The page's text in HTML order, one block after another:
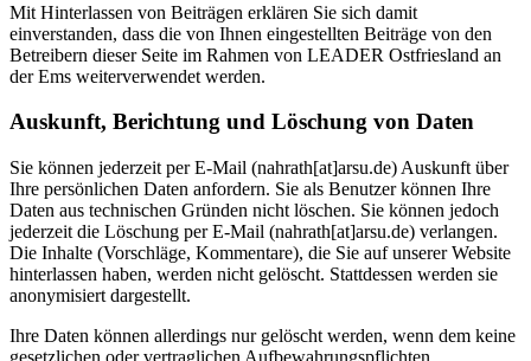
Mit Hinterlassen von Beiträgen erklären Sie sich damit
einverstanden, dass die von Ihnen eingestellten Beiträge von den
Betreibern dieser Seite im Rahmen von LEADER Ostfriesland an
der Ems weiterverwendet werden.
Auskunft, Berichtung und Löschung von Daten
Sie können jederzeit per E-Mail (nahrath[at]arsu.de) Auskunft über
Ihre persönlichen Daten anfordern. Sie als Benutzer können Ihre
Daten aus technischen Gründen nicht löschen. Sie können jedoch
jederzeit die Löschung per E-Mail (nahrath[at]arsu.de) verlangen.
Die Inhalte (Vorschläge, Kommentare), die Sie auf unserer Website
hinterlassen haben, werden nicht gelöscht. Stattdessen werden sie
anonymisiert dargestellt.
Ihre Daten können allerdings nur gelöscht werden, wenn dem keine
gesetzlichen oder vertraglichen Aufbewahrungspflichten